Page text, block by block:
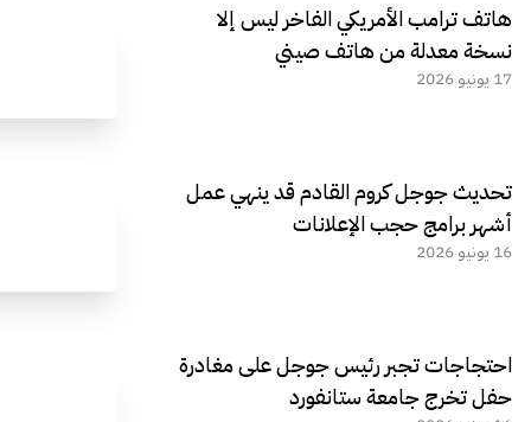
هاتف ترامب الأمريكي الفاخر ليس إلا
نسخة معدلة من هاتف صيني
17 يونيو 2026
تحديث جوجل كروم القادم قد ينهي عمل
أشهر برامج حجب الإعلانات
16 يونيو 2026
احتجاجات تجبر رئيس جوجل على مغادرة
حفل تخرج جامعة ستانفورد